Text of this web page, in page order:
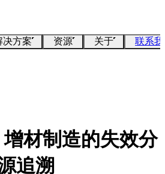
决方案 资源 关于 联系
材制造的失效分
追溯